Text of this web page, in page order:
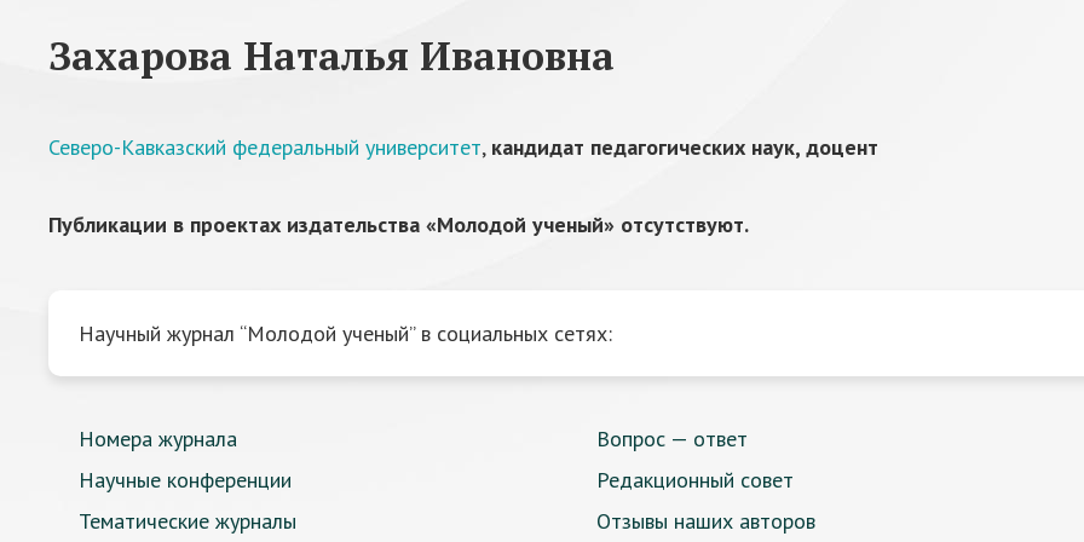
Захарова Наталья Ивановна
Северо-Кавказский федеральный университет, кандидат педагогических наук, доцент
Публикации в проектах издательства «Молодой ученый» отсутствуют.
Научный журнал “Молодой ученый” в социальных сетях:
Номера журнала
Научные конференции
Тематические журналы
Вопрос — ответ
Редакционный совет
Отзывы наших авторов